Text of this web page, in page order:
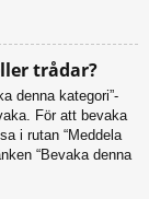
trådar?
denna kategori”-
För att bevaka
i rutan “Meddela
“Bevaka denna